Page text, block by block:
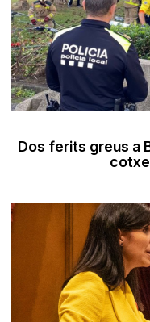
Dos ferits greus a